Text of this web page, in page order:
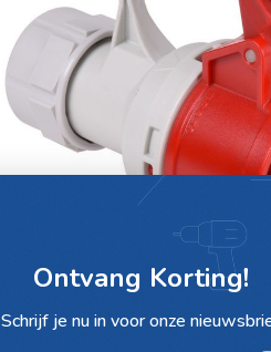
Ontvang Korting!
Schrijf je nu in voor onze